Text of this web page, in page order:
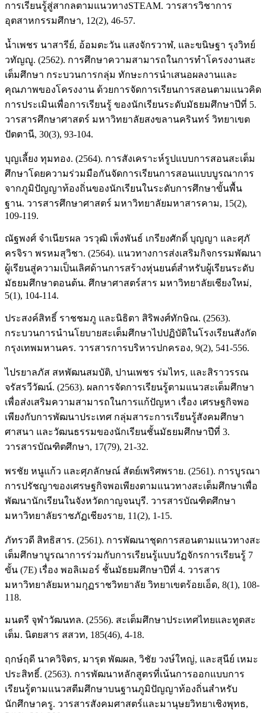
การเรียนรู้สู่สากลตามแนวทางSTEAM. วารสารวิชาการ
อุตสาหกรรมศึกษา, 12(2), 46-57.
น้ำเพชร นาสารีย์, อ้อมตะวัน แสงจักรวาฬ, และขนิษฐา รุงวิทย์
วทัญญู. (2562). การศึกษาความสามารถในการทำโครงงานสะ
เต็มศึกษา กระบวนการกลุ่ม ทักษะการนำเสนอผลงานและ
คุณภาพของโครงงาน ด้วยการจัดการเรียนการสอนตามแนวคิด
การประเมินเพื่อการเรียนรู้ ของนักเรียนระดับมัธยมศึกษาปีที่ 5.
วารสารศึกษาศาสตร์ มหาวิทยาลัยสงขลานครินทร์ วิทยาเขต
ปัตตานี, 30(3), 93-104.
บุญเลี้ยง ทุมทอง. (2564). การสังเคราะห์รูปแบบการสอนสะเต็ม
ศึกษาโดยความร่วมมือกันจัดการเรียนการสอนแบบบูรณาการ
จากภูมิปัญญาท้องถิ่นของนักเรียนในระดับการศึกษาขั้นพื้น
ฐาน. วารสารศึกษาศาสตร์ มหาวิทยาลัยมหาสารคาม, 15(2),
109-119.
ณัฐพงศ์ จำเนียรผล วรวุฒิ เพ็งพันธ์ เกรียงศักดิ์ บุญญา และศุภั
ครจิรา พรหมสุวิชา. (2564). แนวทางการส่งเสริมกิจกรรมพัฒนา
ผู้เรียนสู่ความเป็นเลิศด้านการสร้างหุ่นยนต์สำหรับผู้เรียนระดับ
มัธยมศึกษาตอนต้น. ศึกษาศาสตร์สาร มหาวิทยาลัยเชียงใหม่,
5(1), 104-114.
ประสงค์สิทธิ์ ราชชมภู และนิธิตา สิริพงศ์ทักษิณ. (2563).
กระบวนการนำนโยบายสะเต็มศึกษาไปปฏิบัติในโรงเรียนสังกัด
กรุงเทพมหานคร. วารสารการบริหารปกครอง, 9(2), 541-556.
ไปรยาลภัส สหพัฒนสมบัติ, ปานเพชร ร่มไทร, และสิราวรรณ
จรัสรวีวัฒน์. (2563). ผลการจัดการเรียนรู้ตามแนวสะเต็มศึกษา
เพื่อส่งเสริมความสามารถในการแก้ปัญหา เรื่อง เศรษฐกิจพอ
เพียงกับการพัฒนาประเทศ กลุ่มสาระการเรียนรู้สังคมศึกษา
ศาสนา และวัฒนธรรมของนักเรียนชั้นมัธยมศึกษาปีที่ 3.
วารสารบัณฑิตศึกษา, 17(79), 21-32.
พรชัย หนูแก้ว และศุภลักษณ์ สัตย์เพริศพราย. (2561). การบูรณา
การปรัชญาของเศรษฐกิจพอเพียงตามแนวทางสะเต็มศึกษาเพื่อ
พัฒนานักเรียนในจังหวัดกาญจนบุรี. วารสารบัณฑิตศึกษา
มหาวิทยาลัยราชภัฏเชียงราย, 11(2), 1-15.
ภัทรวดี สิทธิสาร. (2561). การพัฒนาชุดการสอนตามแนวทางสะ
เต็มศึกษาบูรณาการร่วมกับการเรียนรู้แบบวัฏจักรการเรียนรู้ 7
ขั้น (7E) เรื่อง พอลิเมอร์ ชั้นมัธยมศึกษาปีที่ 4. วารสาร
มหาวิทยาลัยมหามกุฏราชวิทยาลัย วิทยาเขตร้อยเอ็ด, 8(1), 108-
118.
มนตรี จุฬาวัฒนทล. (2556). สะเต็มศึกษาประเทศไทยและทูตสะ
เต็ม. นิตยสาร สสวท, 185(46), 4-18.
ฤกษ์ฤดี นาควิจิตร, มารุต พัฒผล, วิชัย วงษ์ใหญ่, และสุนีย์ เหมะ
ประสิทธิ์. (2563). การพัฒนาหลักสูตรที่เน้นการออกแบบการ
เรียนรู้ตามแนวสตีมศึกษาบนฐานภูมิปัญญาท้องถิ่นสําหรับ
นักศึกษาครู. วารสารสังคมศาสตร์และมานุษยวิทยาเชิงพุทธ,